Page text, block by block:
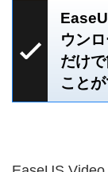
ウン
だけ
こと